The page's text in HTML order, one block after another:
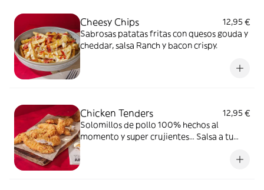
Cheesy Chips
12,95 €
Sabrosas patatas fritas con quesos gouda y
cheddar, salsa Ranch y bacon crispy.
Chicken Tenders
12,95 €
Solomillos de pollo 100% hechos al
momento y super crujientes… Salsa a tu